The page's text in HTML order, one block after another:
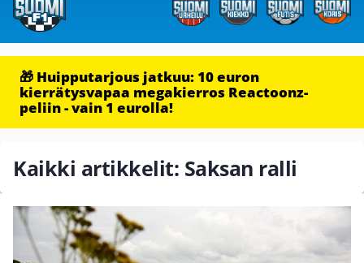
🎁 Huipputarjous jatkuu: 10 euron
kierrätysvapaa megakierros Reactoonz-
peliin - vain 1 eurolla!
Kaikki artikkelit: Saksan ralli